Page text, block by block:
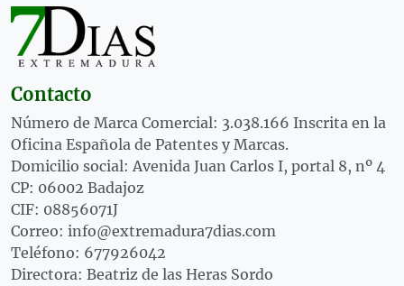
Contacto
Número de Marca Comercial: 3.038.166 Inscrita en la
Oficina Española de Patentes y Marcas.
Domicilio social: Avenida Juan Carlos I, portal 8, nº 4
CP: 06002 Badajoz
CIF: 08856071J
Correo: info@extremadura7dias.com
Teléfono: 677926042
Directora: Beatriz de las Heras Sordo